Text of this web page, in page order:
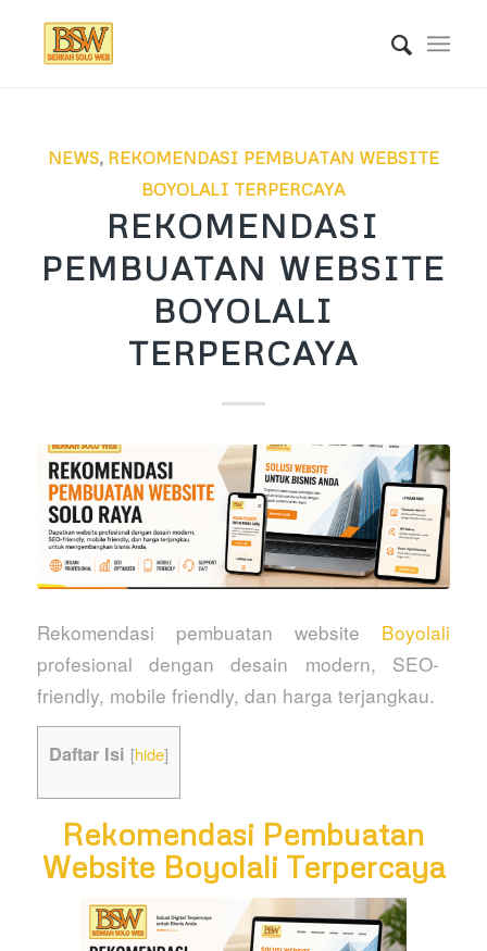
NEWS, REKOMENDASI PEMBUATAN WEBSITE
BOYOLALI TERPERCAYA
REKOMENDASI
PEMBUATAN WEBSITE
BOYOLALI
TERPERCAYA
Rekomendasi pembuatan website
Boyolali
profesional dengan desain modern, SEO-
friendly, mobile friendly, dan harga terjangkau.
Daftar Isi [hide]
Rekomendasi Pembuatan
Website Boyolali Terpercaya